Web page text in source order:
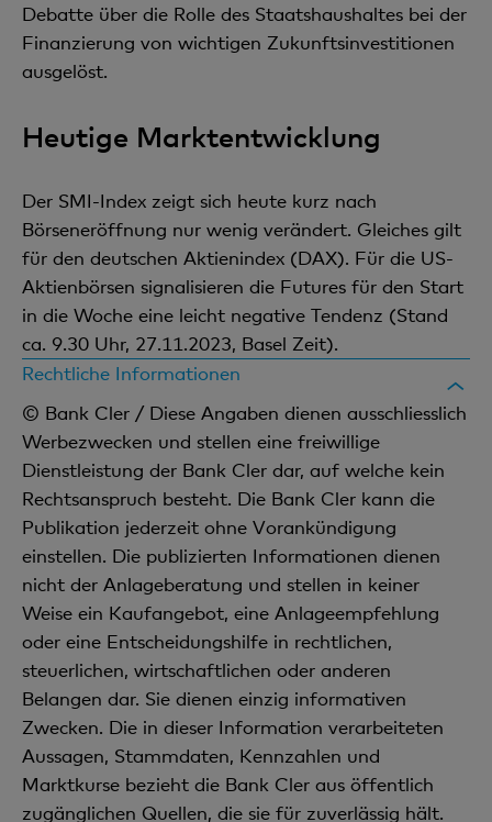
Debatte über die Rolle des Staatshaushaltes bei der
Finanzierung von wichtigen Zukunftsinvestitionen
ausgelöst.
Heutige Marktentwicklung
Der SMI-Index zeigt sich heute kurz nach
Börseneröffnung nur wenig verändert. Gleiches gilt
für den deutschen Aktienindex (DAX). Für die US-
Aktienbörsen signalisieren die Futures für den Start
in die Woche eine leicht negative Tendenz (Stand
ca. 9.30 Uhr, 27.11.2023, Basel Zeit).
Rechtliche Informationen
© Bank Cler / Diese Angaben dienen ausschliesslich
Werbezwecken und stellen eine freiwillige
Dienstleistung der Bank Cler dar, auf welche kein
Rechtsanspruch besteht. Die Bank Cler kann die
Publikation jederzeit ohne Vorankündigung
einstellen. Die publizierten Informationen dienen
nicht der Anlageberatung und stellen in keiner
Weise ein Kaufangebot, eine Anlageempfehlung
oder eine Entscheidungshilfe in rechtlichen,
steuerlichen, wirtschaftlichen oder anderen
Belangen dar. Sie dienen einzig informativen
Zwecken. Die in dieser Information verarbeiteten
Aussagen, Stammdaten, Kennzahlen und
Marktkurse bezieht die Bank Cler aus öffentlich
zugänglichen Quellen, die sie für zuverlässig hält.